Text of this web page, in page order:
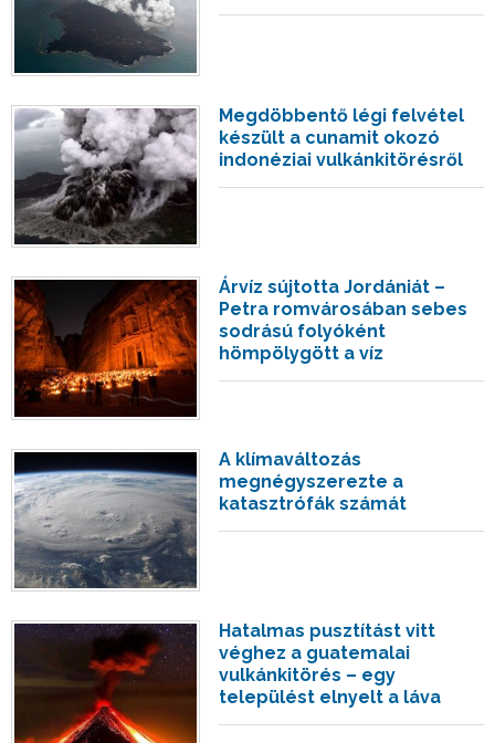
Megdöbbentő légi felvétel
készült a cunamit okozó
indonéziai vulkánkitörésről
Árvíz sújtotta Jordániát –
Petra romvárosában sebes
sodrású folyóként
hömpölygött a víz
A klímaváltozás
megnégyszerezte a
katasztrófák számát
Hatalmas pusztítást vitt
véghez a guatemalai
vulkánkitörés – egy
települést elnyelt a láva